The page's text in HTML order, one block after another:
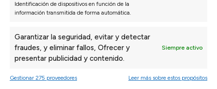
Identificación de dispositivos en función de la
información transmitida de forma automática.
Garantizar la seguridad, evitar y detectar
fraudes, y eliminar fallos, Ofrecer y
presentar publicidad y contenido.
Siempre activo
Gestionar 275 proveedores Leer más sobre estos propósitos
Isabel N.
*** nos recomendó una configuración que al
principio no habíamos pensado y ha quedado
perfecta.